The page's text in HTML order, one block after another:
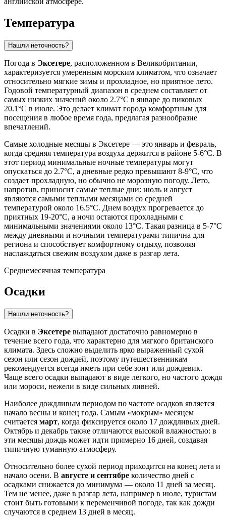
Температура
Нашли неточность?
Погода в Эксетере, расположенном в Великобритании,
характеризуется умеренным морским климатом, что означает
относительно мягкие зимы и прохладное, но приятное лето.
Годовой температурный диапазон в среднем составляет от
самых низких значений около 2.7°C в январе до пиковых
20.1°C в июле. Это делает климат города комфортным для
посещения в любое время года, предлагая разнообразие
впечатлений.
Самые холодные месяцы в Эксетере — это январь и февраль,
когда средняя температура воздуха держится в районе 5-6°C. В
этот период минимальные ночные температуры могут
опускаться до 2.7°C, а дневные редко превышают 8-9°C, что
создает прохладную, но обычно не морозную погоду. Лето,
напротив, приносит самые теплые дни: июль и август
являются самыми теплыми месяцами со средней
температурой около 16.5°C. Днем воздух прогревается до
приятных 19-20°C, а ночи остаются прохладными с
минимальными значениями около 13°C. Такая разница в 5-7°C
между дневными и ночными температурами типична для
региона и способствует комфортному отдыху, позволяя
наслаждаться свежим воздухом даже в разгар лета.
Среднемесячная температура
Осадки
Нашли неточность?
Осадки в Эксетере выпадают достаточно равномерно в
течение всего года, что характерно для мягкого британского
климата. Здесь сложно выделить ярко выраженный сухой
сезон или сезон дождей, поэтому путешественникам
рекомендуется всегда иметь при себе зонт или дождевик.
Чаще всего осадки выпадают в виде легкого, но частого дождя
или мороси, нежели в виде сильных ливней.
Наиболее дождливым периодом по частоте осадков является
начало весны и конец года. Самым «мокрым» месяцем
считается март, когда фиксируется около 17 дождливых дней.
Октябрь и декабрь также отличаются высокой влажностью: в
эти месяцы дождь может идти примерно 16 дней, создавая
типичную туманную атмосферу.
Относительно более сухой период приходится на конец лета и
начало осени. В августе и сентябре количество дней с
осадками снижается до минимума — около 11 дней за месяц.
Тем не менее, даже в разгар лета, например в июле, туристам
стоит быть готовыми к переменчивой погоде, так как дожди
случаются в среднем 13 дней в месяц.